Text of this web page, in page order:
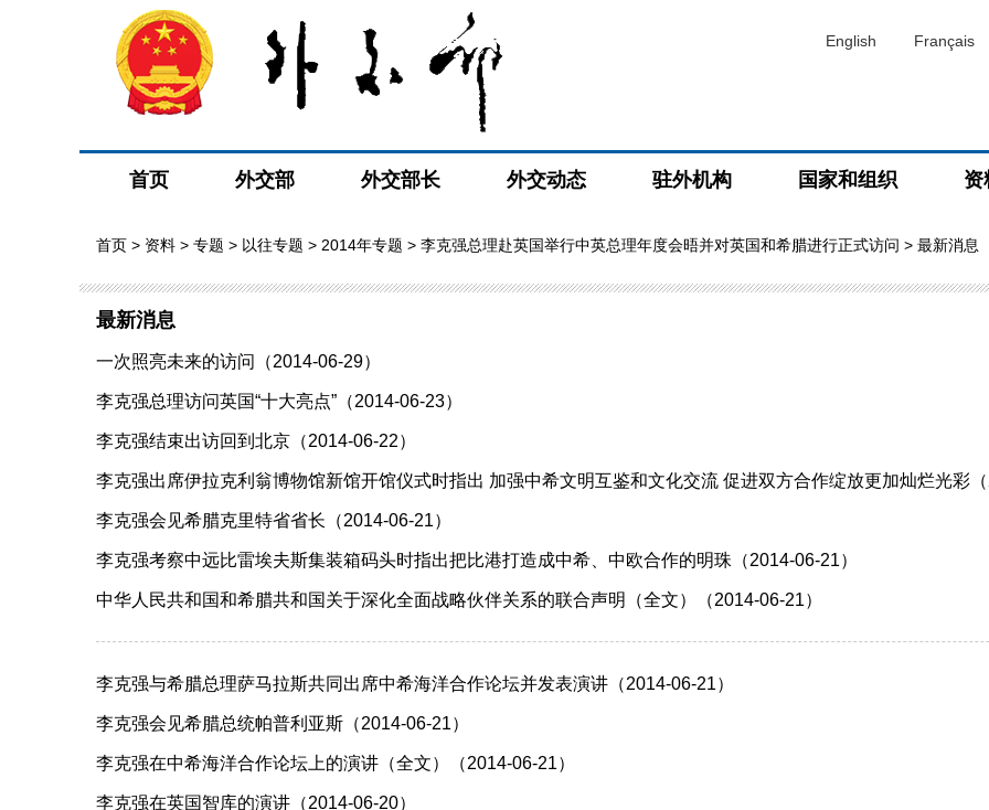
English Français
首页 外交部 外交部长 外交动态 驻外机构 国家和组织 资
首页 > 资料 > 专题 > 以往专题 > 2014年专题 > 李克强总理赴英国举行中英总理年度会晤并对英国和希腊进行正式访问 > 最新消息
最新消息
一次照亮未来的访问（2014-06-29）
李克强总理访问英国“十大亮点”（2014-06-23）
李克强结束出访回到北京（2014-06-22）
李克强出席伊拉克利翁博物馆新馆开馆仪式时指出 加强中希文明互鉴和文化交流 促进双方合作绽放更加灿烂光彩
李克强会见希腊克里特省省长（2014-06-21）
李克强考察中远比雷埃夫斯集装箱码头时指出把比港打造成中希、中欧合作的明珠（2014-06-21）
中华人民共和国和希腊共和国关于深化全面战略伙伴关系的联合声明（全文）（2014-06-21）
李克强与希腊总理萨马拉斯共同出席中希海洋合作论坛并发表演讲（2014-06-21）
李克强会见希腊总统帕普利亚斯（2014-06-21）
李克强在中希海洋合作论坛上的演讲（全文）（2014-06-21）
李克强在英国智库的演讲（2014-06-20）